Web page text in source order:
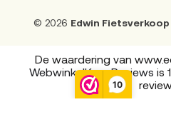
10
© 2026 Edwin Fietsverkoop
De waardering van
WebwinkelKeur Reviews is